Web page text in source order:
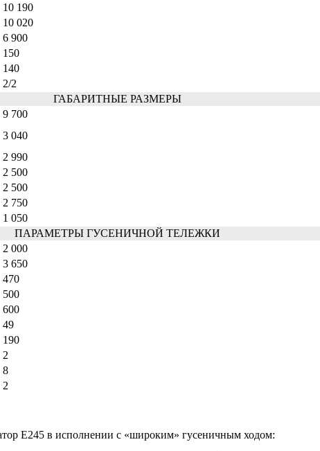
10 190
10 020
6 900
150
140
2/2
ГАБАРИТНЫЕ РАЗМЕРЫ
9 700
3 040
2 990
2 500
2 500
2 750
1 050
ПАРАМЕТРЫ ГУСЕНИЧНОЙ ТЕЛЕЖКИ
2 000
3 650
470
500
600
49
190
2
8
2
E245 в исполнении с «широким» гусеничным ходом: